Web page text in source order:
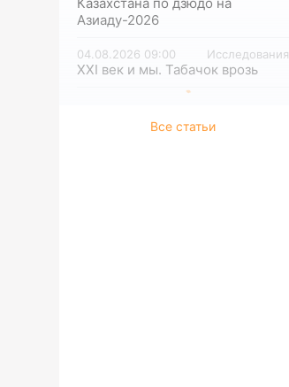
Азиаду-2026
04.08.2026 09:00 Исследования
XXI век и мы. Табачок врозь
Все статьи